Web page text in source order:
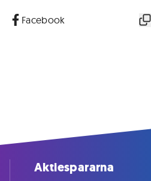
Facebook
Aktiespararna